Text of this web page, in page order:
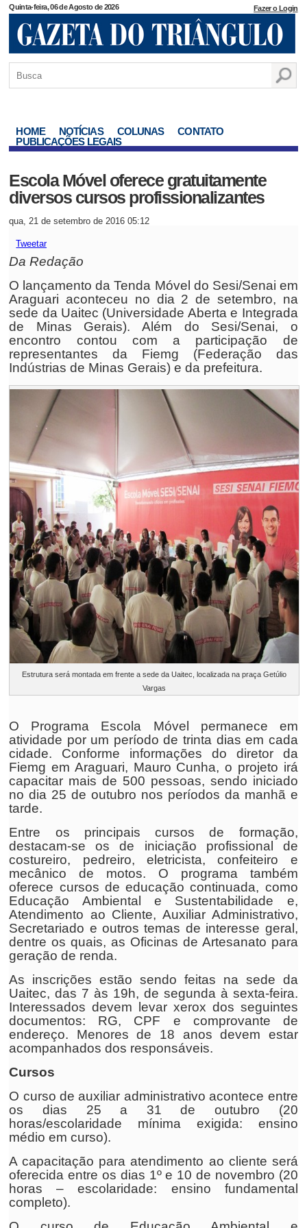
Quinta-feira, 06 de Agosto de 2026 Fazer o Login
HOME NOTÍCIAS COLUNAS
CONTATO
PUBLICAÇÕES LEGAIS
Escola Móvel oferece gratuitamente
diversos cursos profissionalizantes
qua, 21 de setembro de 2016 05:12
Tweetar
Da Redação
O lançamento da Tenda Móvel do Sesi/Senai em
Araguari aconteceu no dia 2 de setembro, na
sede da Uaitec (Universidade Aberta e Integrada
de Minas Gerais). Além do Sesi/Senai, o
encontro contou com a participação de
representantes da Fiemg (Federação das
Indústrias de Minas Gerais) e da prefeitura.
Estrutura será montada em frente a sede da Uaitec, localizada na praça Getúlio
Vargas
O Programa Escola Móvel permanece em
atividade por um período de trinta dias em cada
cidade. Conforme informações do diretor da
Fiemg em Araguari, Mauro Cunha, o projeto irá
capacitar mais de 500 pessoas, sendo iniciado
no dia 25 de outubro nos períodos da manhã e
tarde.
Entre os principais cursos de formação,
destacam-se os de iniciação profissional de
costureiro, pedreiro, eletricista, confeiteiro e
mecânico de motos. O programa também
oferece cursos de educação continuada, como
Educação Ambiental e Sustentabilidade e,
Atendimento ao Cliente, Auxiliar Administrativo,
Secretariado e outros temas de interesse geral,
dentre os quais, as Oficinas de Artesanato para
geração de renda.
As inscrições estão sendo feitas na sede da
Uaitec, das 7 às 19h, de segunda à sexta-feira.
Interessados devem levar xerox dos seguintes
documentos: RG, CPF e comprovante de
endereço. Menores de 18 anos devem estar
acompanhados dos responsáveis.
Cursos
O curso de auxiliar administrativo acontece entre
os dias 25 a 31 de outubro (20
horas/escolaridade mínima exigida: ensino
médio em curso).
A capacitação para atendimento ao cliente será
oferecida entre os dias 1º e 10 de novembro (20
horas – escolaridade: ensino fundamental
completo).